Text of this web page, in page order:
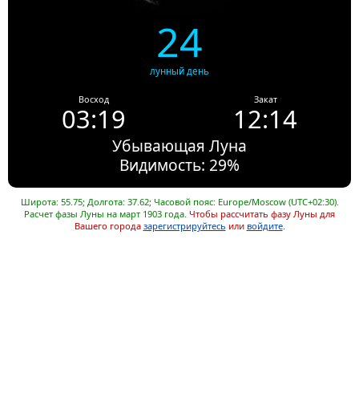
24
лунный день
Восход
03:19
Закат
12:14
Убывающая Луна
Видимость: 29%
Широта: 55.75; Долгота: 37.62; Часовой пояс: Europe/Moscow (UTC+02:30).
Расчет фазы Луны на март 1903 года. Чтобы рассчитать фазу Луны для
Вашего города зарегистрируйтесь или войдите.